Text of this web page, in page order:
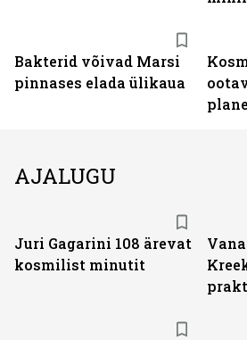
Bakterid võivad Marsi
pinnases elada ülikaua
AJALUGU
Juri Gagarini 108 ärevat
kosmilist minutit